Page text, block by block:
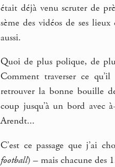
était déjà venu scruter de
sème des vidéos de ses
aussi.
Quoi de plus polique, de
Comment traverser ce
retrouver la bonne bouille
coup jusqu’à un bord avec
Arendt...
C’est ce passage que j’ai
football) – mais chacune des